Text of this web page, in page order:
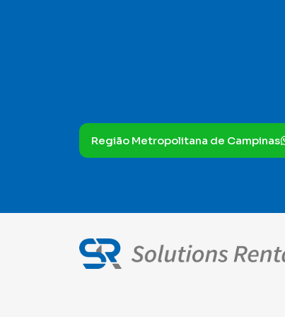
Região Metropolitana de Campinas